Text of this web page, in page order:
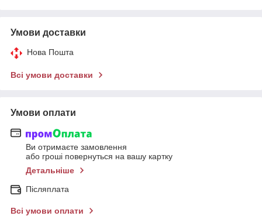
Умови доставки
Нова Пошта
Всі умови доставки
Умови оплати
Ви отримаєте замовлення
або гроші повернуться на вашу картку
Детальніше
Післяплата
Всі умови оплати